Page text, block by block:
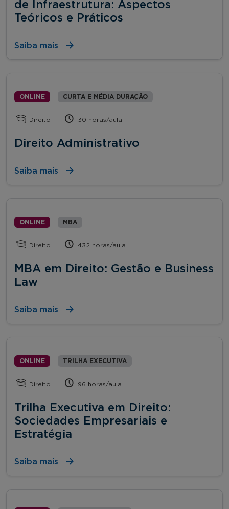
de Infraestrutura: Aspectos
Teóricos e Práticos
Saiba mais
ONLINE CURTA E MÉDIA DURAÇÃO
Direito 30 horas/aula
Direito Administrativo
Saiba mais
ONLINE MBA
Direito 432 horas/aula
MBA em Direito: Gestão e Business
Law
Saiba mais
ONLINE TRILHA EXECUTIVA
Direito 96 horas/aula
Trilha Executiva em Direito:
Sociedades Empresariais e
Estratégia
Saiba mais